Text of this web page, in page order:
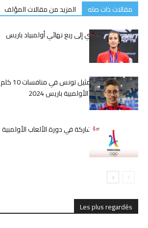
مقالات ذات صله
المزيد من مقالات المؤلف
تأهل إكرام الظاهري إلى ربع نهائي أولمبياد باريس
2024
الجوادي يستعد لتمثيل تونس في منافسات 10 كلم
سباحة في الألعاب الأولمبية باريس 2024
تونس تستعد للمشاركة في دورة الألعاب الأولمبية
Les plus regardés